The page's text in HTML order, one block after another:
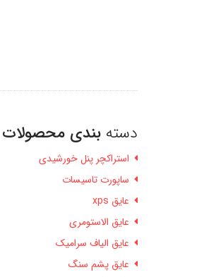
دسته بندی محصولات
استراکچر پنل خورشیدی
ساپورت تاسیسات
عایق xps
عایق الاستومری
عایق الیاف سرامیک
عایق پشم سنگ